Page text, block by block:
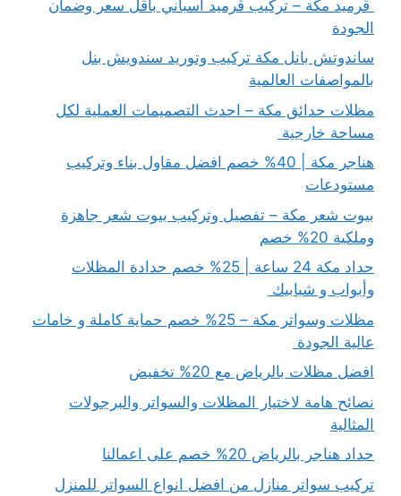
قرميد مكة – تركيب قرميد اسباني باقل سعر وضمان
الجودة
ساندوتش بانل مكة تركيب وتوريد سندويش بنل
بالمواصفات العالمية
مظلات حدائق مكة – احدث التصميمات العملية لكل
مساحة خارجية
هناجر مكة | 40% خصم افضل مقاول بناء وتركيب
مستودعات
بيوت شعر مكة – تفصيل وتركيب بيوت شعر جاهزة
وملكية 20% خصم
حداد مكة 24 ساعة | 25% خصم حدادة المظلات
وأبواب و شبابيك
مظلات وسواتر مكة – 25% خصم حماية كاملة و خامات
عالية الجودة
افضل مظلات بالرياض مع 20% تخفيض
نصائح هامة لاختيار المظلات والسواتر والبرجولات
المثالية
حداد هناجر بالرياض 20% خصم على اعمالنا
تركيب سواتر منازل من افضل انواع السواتر للمنزل